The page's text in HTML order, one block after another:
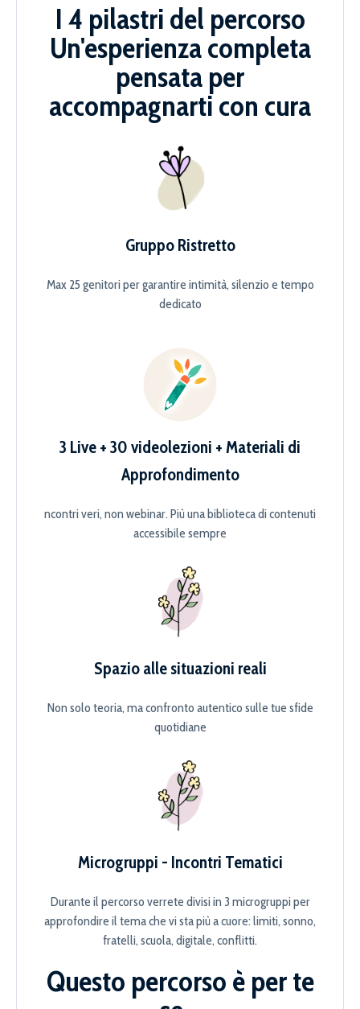
I 4 pilastri del percorso
Un'esperienza completa
pensata per
accompagnarti con cura
Gruppo Ristretto
Max 25 genitori per garantire intimità, silenzio e tempo
dedicato
3 Live + 30 videolezioni + Materiali di
Approfondimento
ncontri veri, non webinar. Più una biblioteca di contenuti
accessibile sempre
Spazio alle situazioni reali
Non solo teoria, ma confronto autentico sulle tue sfide
quotidiane
Microgruppi - Incontri Tematici
Durante il percorso verrete divisi in 3 microgruppi per
approfondire il tema che vi sta più a cuore: limiti, sonno,
fratelli, scuola, digitale, conflitti.
Questo percorso è per te